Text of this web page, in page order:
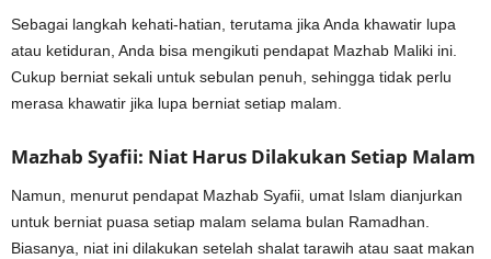
Sebagai langkah kehati-hatian, terutama jika Anda khawatir lupa
atau ketiduran, Anda bisa mengikuti pendapat Mazhab Maliki ini.
Cukup berniat sekali untuk sebulan penuh, sehingga tidak perlu
merasa khawatir jika lupa berniat setiap malam.
Mazhab Syafii: Niat Harus Dilakukan Setiap Malam
Namun, menurut pendapat Mazhab Syafii, umat Islam dianjurkan
untuk berniat puasa setiap malam selama bulan Ramadhan.
Biasanya, niat ini dilakukan setelah shalat tarawih atau saat makan